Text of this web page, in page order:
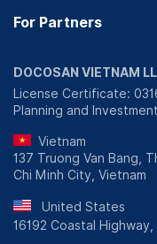
For Partners
DOCOSAN VIETNAM
License Certificate:
Planning and
Vietnam
137 Truong Van Bang,
Chi Minh City, Vietnam
United States
16192 Coastal